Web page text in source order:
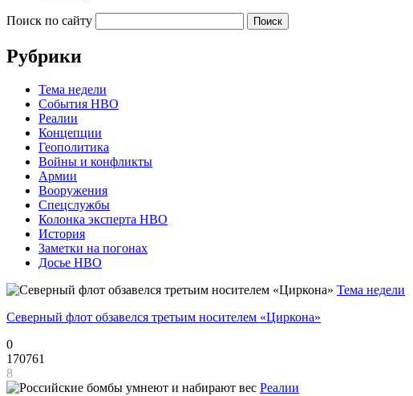
Поиск по сайту
Рубрики
Тема недели
События НВО
Реалии
Концепции
Геополитика
Войны и конфликты
Армии
Вооружения
Спецслужбы
Колонка эксперта НВО
История
Заметки на погонах
Досье НВО
Тема недели
Северный флот обзавелся третьим носителем «Циркона»
0
170761
8
Реалии